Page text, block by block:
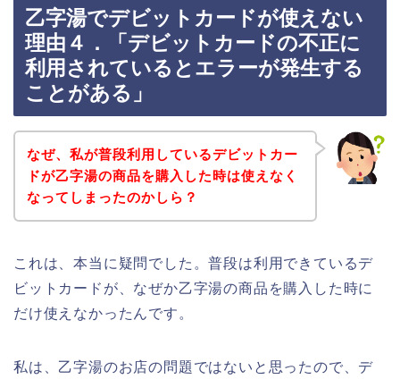
乙字湯でデビットカードが使えない
理由４．「デビットカードの不正に
利用されているとエラーが発生する
ことがある」
なぜ、私が普段利用しているデビットカー
ドが乙字湯の商品を購入した時は使えなく
なってしまったのかしら？
これは、本当に疑問でした。普段は利用できているデ
ビットカードが、なぜか乙字湯の商品を購入した時に
だけ使えなかったんです。
私は、乙字湯のお店の問題ではないと思ったので、デ